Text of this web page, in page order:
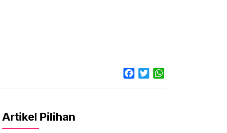
Facebook
Twitter
Artikel Pilihan